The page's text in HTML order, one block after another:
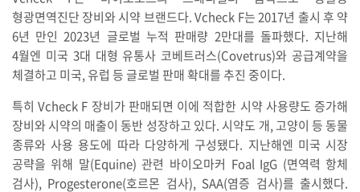
형광면역진단 장비와 시약 브랜드다. Vcheck F는 2017년 출시 후 약
6년 만인 2023년 글로벌 누적 판매량 2만대를 돌파했다. 지난해
4월엔 미국 3대 대형 유통사 코베트러스(Covetrus)와 공급계약을
체결하고 미국, 유럽 등 글로벌 판매 확대를 추진 중이다.
특히 Vcheck F 장비가 판매되면 이에 적합한 시약 사용량도 증가해
장비와 시약의 매출이 동반 성장하고 있다. 시약도 개, 고양이 등 동물
종류와 사용 용도에 따라 다양하게 구성됐다. 지난해엔 미국 시장
공략을 위해 말(Equine) 관련 바이오마커 Foal IgG (면역력 항체
검사), Progesterone(호르몬 검사), SAA(염증 검사)를 출시했다.